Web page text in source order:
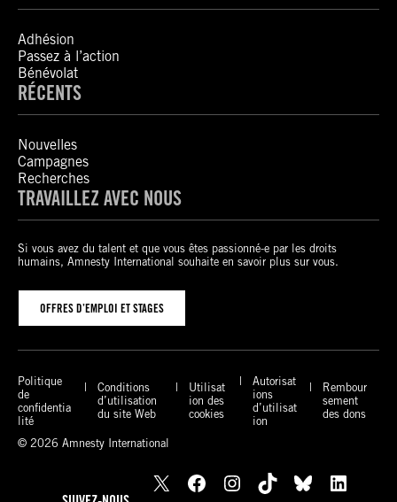
Adhésion
Passez à l’action
Bénévolat
RÉCENTS
Nouvelles
Campagnes
Recherches
TRAVAILLEZ AVEC NOUS
Si vous avez du talent et que vous êtes passionné-e par les droits
humains, Amnesty International souhaite en savoir plus sur vous.
OFFRES D’EMPLOI ET STAGES
Politique
de
confidentia
lité
Conditions
d’utilisation
du site Web
Utilisat
ion des
cookies
Autorisat
ions
d’utilisat
ion
Rembour
sement
des dons
© 2026 Amnesty International
X Facebook Instagram TikTok Bluesky LinkedIn